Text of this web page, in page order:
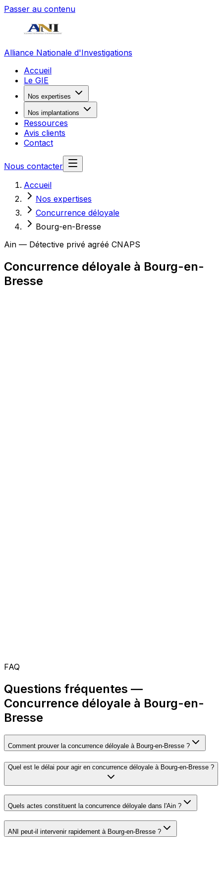
Passer au contenu
Alliance Nationale d'Investigations
Accueil
Le GIE
Nos expertises
Nos implantations
Ressources
Avis clients
Contact
Nous contacter
Accueil
Nos expertises
Concurrence déloyale
Bourg-en-Bresse
Ain — Détective privé agréé CNAPS
Concurrence déloyale à Bourg-en-
Bresse
FAQ
Questions fréquentes —
Concurrence déloyale à Bourg-en-
Bresse
Comment prouver la concurrence déloyale à Bourg-en-Bresse ?
Quel est le délai pour agir en concurrence déloyale à Bourg-en-Bresse ?
Quels actes constituent la concurrence déloyale dans l'Ain ?
ANI peut-il intervenir rapidement à Bourg-en-Bresse ?